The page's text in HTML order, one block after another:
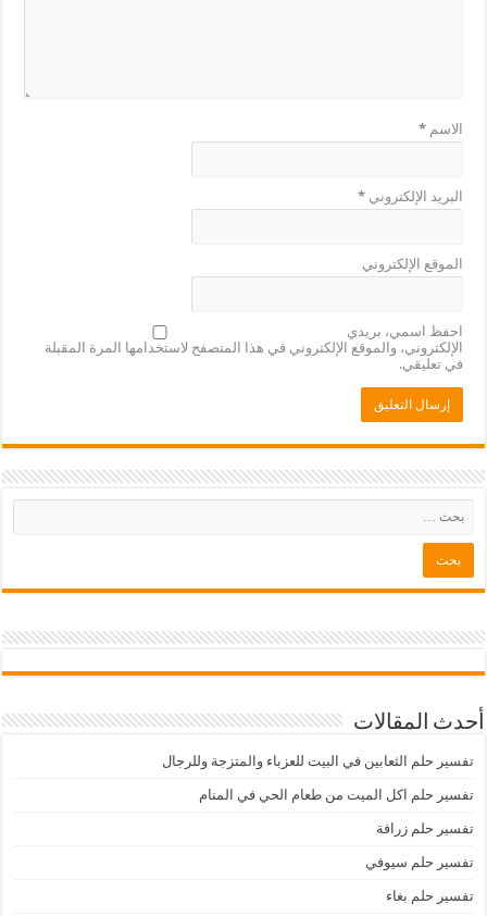
الاسم*
البريد الإلكتروني*
الموقع الإلكتروني
احفظ اسمي، بريدي
الإلكتروني، والموقع الإلكتروني في هذا المتصفح لاستخدامها المرة المقبلة
في تعليقي.
أحدث المقالات
تفسير حلم الثعابين في البيت للعزباء والمتزجة وللرجال
تفسير حلم اكل الميت من طعام الحي في المنام
تفسير حلم زرافة
تفسير حلم سيوفي
تفسير حلم بغاء